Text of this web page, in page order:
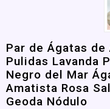
Par de Ágatas de
Pulidas Lavanda
Negro del Mar
Amatista Rosa
Geoda Nódulo